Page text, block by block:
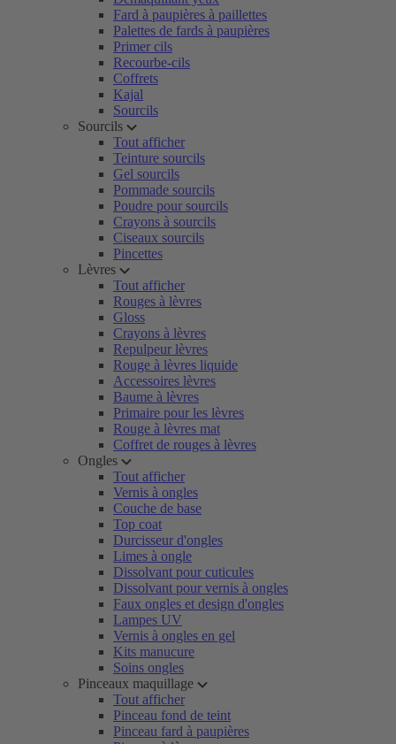
Fard à paupières à paillettes
Palettes de fards à paupières
Primer cils
Recourbe-cils
Coffrets
Kajal
Sourcils
Sourcils
Tout afficher
Teinture sourcils
Gel sourcils
Pommade sourcils
Poudre pour sourcils
Crayons à sourcils
Ciseaux sourcils
Pincettes
Lèvres
Tout afficher
Rouges à lèvres
Gloss
Crayons à lèvres
Repulpeur lèvres
Rouge à lèvres liquide
Accessoires lèvres
Baume à lèvres
Primaire pour les lèvres
Rouge à lèvres mat
Coffret de rouges à lèvres
Ongles
Tout afficher
Vernis à ongles
Couche de base
Top coat
Durcisseur d'ongles
Limes à ongle
Dissolvant pour cuticules
Dissolvant pour vernis à ongles
Faux ongles et design d'ongles
Lampes UV
Vernis à ongles en gel
Kits manucure
Soins ongles
Pinceaux maquillage
Tout afficher
Pinceau fond de teint
Pinceau fard à paupières